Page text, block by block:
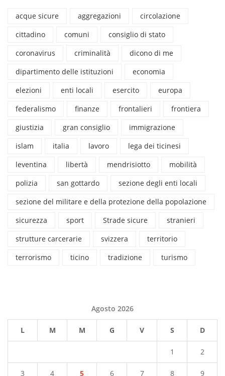
acque sicure aggregazioni
circolazione
cittadino
comuni
consiglio di stato
coronavirus
criminalità
dicono di me
dipartimento delle istituzioni
economia
elezioni
enti locali esercito
europa
federalismo
finanze frontalieri
frontiera
giustizia
gran consiglio
immigrazione
islam
italia lavoro
lega dei ticinesi
leventina
libertà mendrisiotto
mobilità
polizia
san gottardo
sezione degli enti locali
sezione del militare e della protezione della popolazione
sicurezza
sport Strade sicure
stranieri
strutture carcerarie
svizzera
territorio
terrorismo
ticino tradizione turismo
Agosto 2026
L M M G V S D
1 2
3 4 5 6 7 8 9